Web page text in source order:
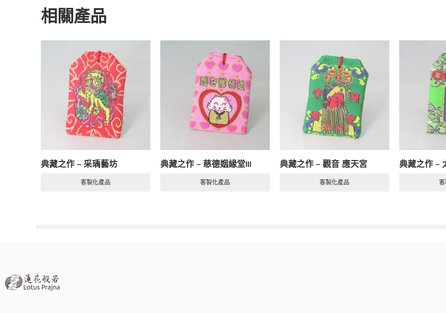
我們為您的每一款訂製作品，都建立了詳盡
配置。這項承諾確保了，無論是數月還是數
分毫不差、同色同質的完美作品。
時間會變，但我們為您守護的品質，始終如一
【第三步：樣本製作與最終確認】(樣本製作 | 確認)
【第四步：批量生產與品質控管】(大貨製作)
【第五步：安心交付】(完成)
關於製作時程的重要提醒】
一份客製化作品的誕生，需要雙方共同投入時間與心力。以下是幾個可能影響整體製作時間的關
相關產品
典藏之作 – 采瑀藝坊
客製化產品
典藏之作 – 慈德姻緣堂III
客製化產品
典藏之作 – 觀音 應天宮
客製化產品
典藏之作 –